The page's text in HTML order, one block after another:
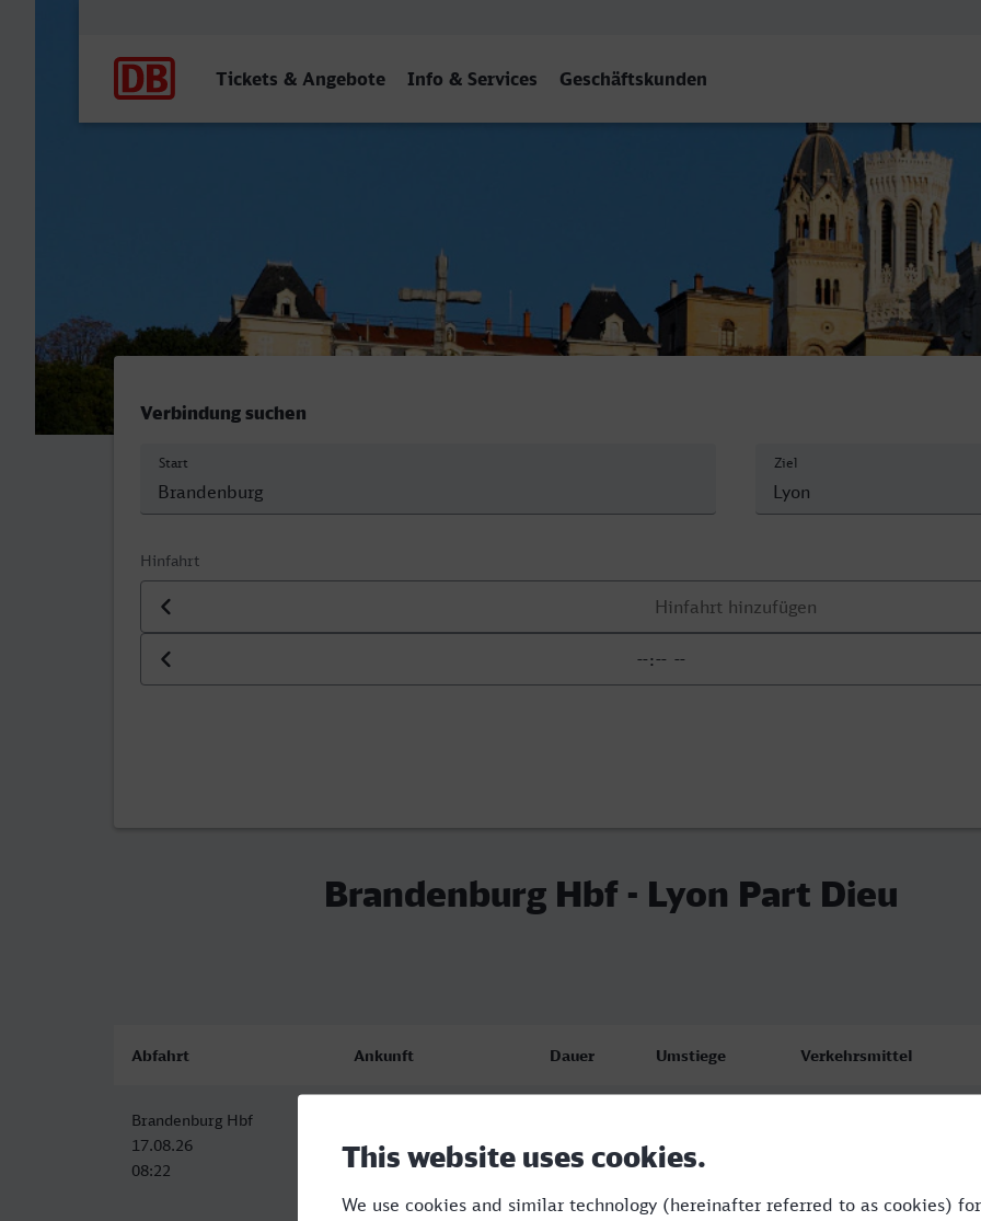
Tickets & Angebote Info & Services Geschäftskunden
Verbindung suchen
Start Ziel
Hinfahrt
Datum der Hinfahrt
Uhrzeit der Hinfahrt
Brandenburg Hbf - Lyon Part Dieu
Abfahrt Ankunft Dauer Umstiege Verkehrsmittel
Brandenburg Hbf
17.08.26
08:22
17.08.26
19:58